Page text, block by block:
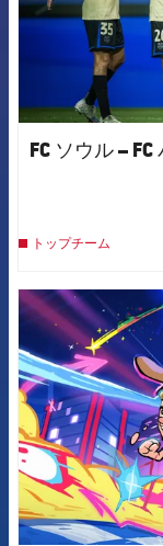
FC ソウル –
トップチーム